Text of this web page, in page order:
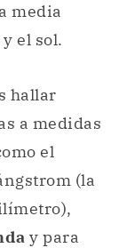
media
el sol.
hallar
a medidas
el
(la
y para